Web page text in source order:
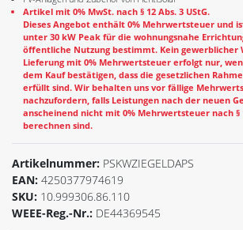
Artikel mit 0% MwSt. nach § 12 Abs. 3 UStG.
Dieses Angebot enthält 0% Mehrwertsteuer und
unter 30 kW Peak für die wohnungsnahe
öffentliche Nutzung bestimmt. Kein gewerblicher
Lieferung mit 0% Mehrwertsteuer erfolgt nur,
dem Kauf bestätigen, dass die gesetzlichen
erfüllt sind. Wir behalten uns vor fällige
nachzufordern, falls Leistungen nach der neuen
anscheinend nicht mit 0% Mehrwertsteuer nach §
berechnen sind.
Artikelnummer: PSKWZIEGELDAPS
EAN: 4250377974619
SKU: 10.999306.86.110
WEEE-Reg.-Nr.: DE44369545